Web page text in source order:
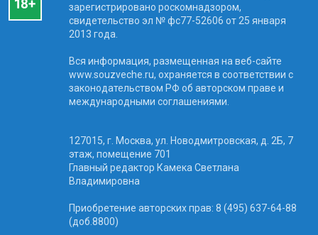
зарегистрировано роскомнадзором,
свидетельство эл № фc77-52606 от 25 января
2013 года.
Вся информация, размещенная на веб-сайте
www.souzveche.ru, охраняется в соответствии с
законодательством РФ об авторском праве и
международными соглашениями.
127015, г. Москва, ул. Новодмитровская, д. 2Б, 7
этаж, помещение 701
Главный редактор Камека Светлана
Владимировна
Приобретение авторских прав: 8 (495) 637-64-88
(доб.8800)